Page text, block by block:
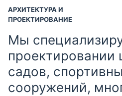
АРХИТЕКТУРА И
ПРОЕКТИРОВАНИЕ
Мы
проектировании
садов,
сооружений,